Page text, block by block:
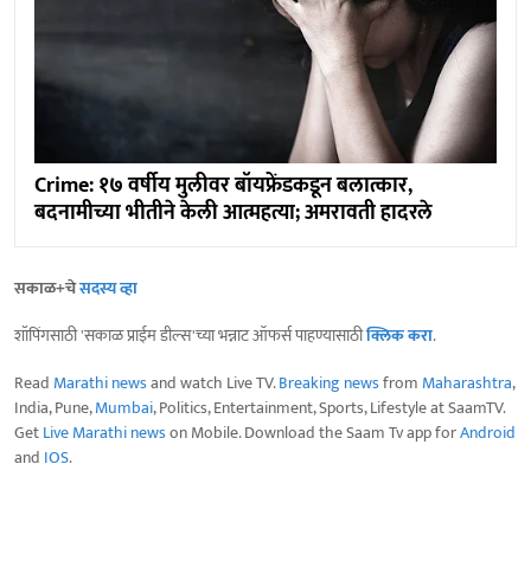
Crime: १७ वर्षीय मुलीवर बॉयफ्रेंडकडून बलात्कार,
बदनामीच्या भीतीने केली आत्महत्या; अमरावती हादरले
सकाळ+चेसदस्य व्हा
शॉपिंगसाठी 'सकाळ प्राईम डील्स'च्या भन्नाट ऑफर्स पाहण्यासाठीक्लिक करा.
Read Marathi newsand watch Live TV.Breaking newsfrom Maharashtra,
India, Pune,Mumbai, Politics, Entertainment, Sports, Lifestyle at SaamTV.
GetLive Marathi newson Mobile. Download the Saam Tv app forAndroid
and IOS.